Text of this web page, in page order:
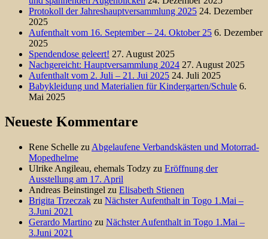
Protokoll der Jahreshauptversammlung 2025 24. Dezember
2025
Aufenthalt vom 16. September – 24. Oktober 25 6. Dezember
2025
Spendendose geleert! 27. August 2025
Nachgereicht: Hauptversammlung 2024 27. August 2025
Aufenthalt vom 2. Juli – 21. Jui 2025 24. Juli 2025
Babykleidung und Materialien für Kindergarten/Schule 6.
Mai 2025
Neueste Kommentare
Rene Schelle zu Abgelaufene Verbandskästen und Motorrad-
Mopedhelme
Ulrike Angileau, ehemals Todzy zu Eröffnung der
Ausstellung am 17. April
Andreas Beinstingel zu Elisabeth Stienen
Brigita Trzeczak zu Nächster Aufenthalt in Togo 1.Mai –
3.Juni 2021
Gerardo Martino zu Nächster Aufenthalt in Togo 1.Mai –
3.Juni 2021